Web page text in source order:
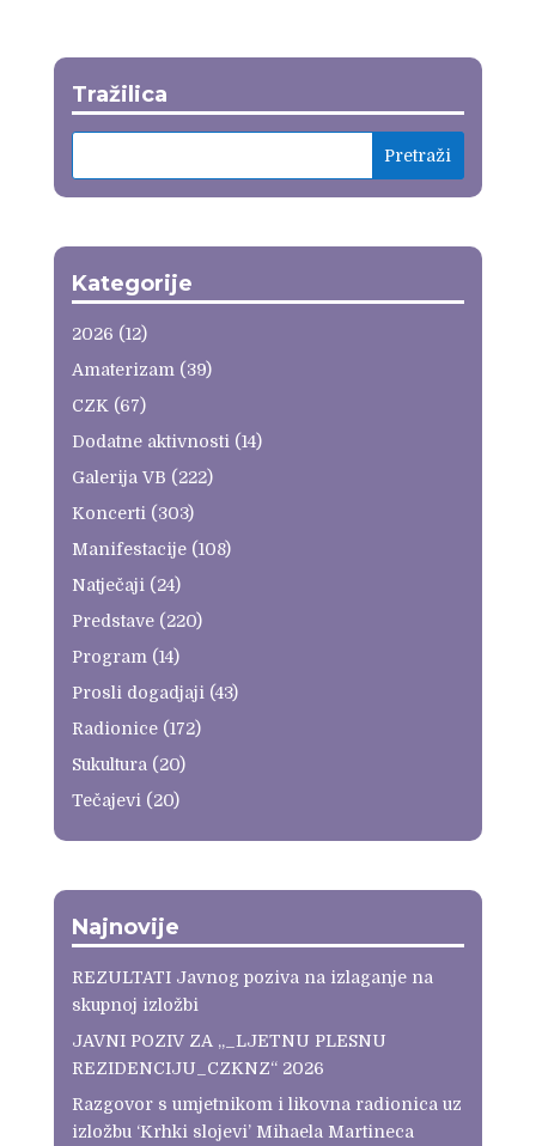
Tražilica
Kategorije
2026 (12)
Amaterizam (39)
CZK (67)
Dodatne aktivnosti (14)
Galerija VB (222)
Koncerti (303)
Manifestacije(108)
Natječaji (24)
Predstave(220)
Program (14)
Prosli dogadjaji (43)
Radionice(172)
Sukultura (20)
Tečajevi (20)
Najnovije
REZULTATI Javnog poziva na izlaganje na
skupnoj izložbi
JAVNI POZIV ZA „_LJETNU PLESNU
REZIDENCIJU_CZKNZ“ 2026
Razgovor s umjetnikom i likovna radionica uz
izložbu ‘Krhki slojevi’ Mihaela Martineca